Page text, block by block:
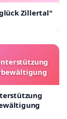
Zillertal"